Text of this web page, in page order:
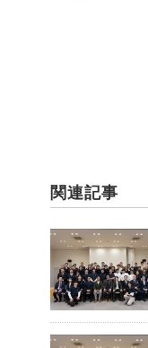
関連記事